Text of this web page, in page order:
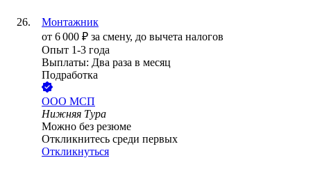
Монтажник
от 6 000 ₽ за смену, до вычета налогов
Опыт 1-3 года
Выплаты: Два раза в месяц
Подработка
ООО МСП
Нижняя Тура
Можно без резюме
Откликнитесь среди первых
Откликнуться